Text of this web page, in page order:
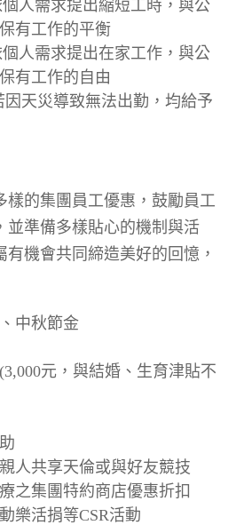
人需求提出縮短工時，與公
有工作的平衡
人需求提出在家工作，與公
有工作的自由
因天災導致無法出勤，均給予
樣的集團員工優惠，鼓勵員工
並準備多樣貼心的機制與活
機會共同締造美好的回憶，
中秋節金
(3,000元，與結婚、生育津貼不
人共享天倫或與好友競技
之集團特約商店優惠折扣
樂活捐等CSR活動